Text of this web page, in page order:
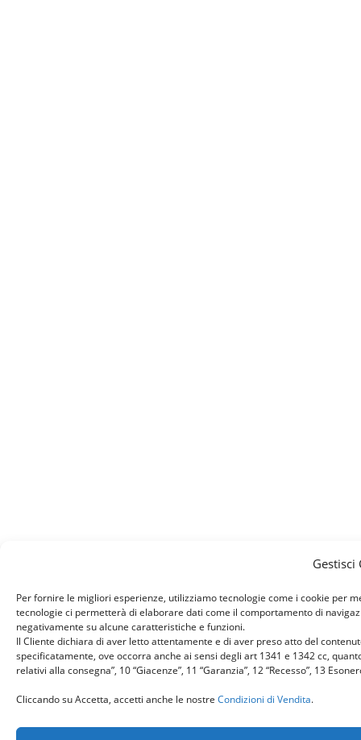
Gestisci
Per fornire le migliori esperienze, utilizziamo tecnologie come i cookie per
tecnologie ci permetterà di elaborare dati come il comportamento di
negativamente su alcune caratteristiche e funzioni.
Il Cliente dichiara di aver letto attentamente e di aver preso atto del
specificatamente, ove occorra anche ai sensi degli art 1341 e 1342 cc,
relativi alla consegna”, 10 “Giacenze”, 11 “Garanzia”, 12 “Recesso”, 13
Cliccando su Accetta, accetti anche le nostre Condizioni di Vendita.